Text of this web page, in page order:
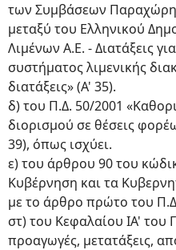
των Συμβάσεων
μεταξύ του Ελληνικού
Λιμένων Α.Ε. - Διατάξεις
συστήματος λιμενικής
διατάξεις» (Α' 35).
δ) του Π.Δ. 50/2001
διορισμού σε θέσεις
39), όπως ισχύει.
ε) του άρθρου 90 του
Κυβέρνηση και τα
με το άρθρο πρώτο του
στ) του Κεφαλαίου ΙΑ' του
προαγωγές, μετατάξεις,